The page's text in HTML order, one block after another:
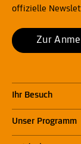
offizielle
Zur
Ihr Besuch
Unser Programm